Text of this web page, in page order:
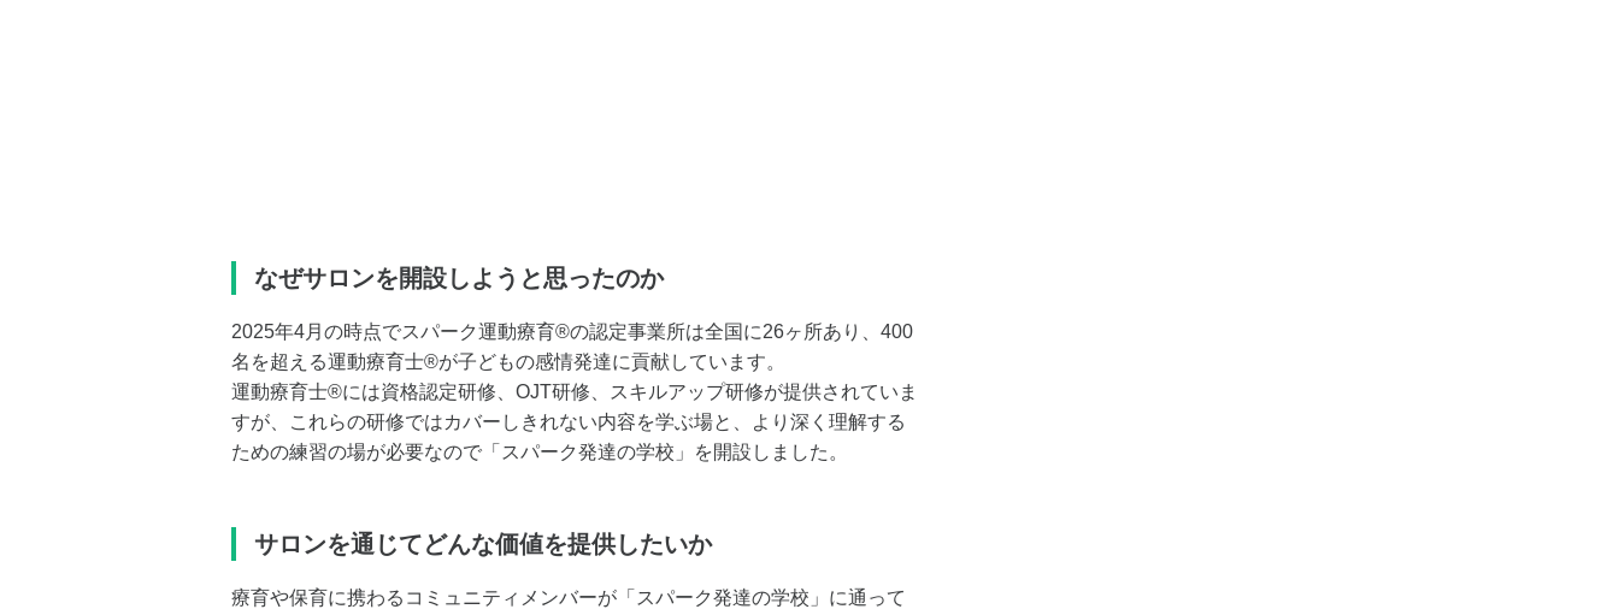
なぜサロンを開設しようと思ったのか
2025年4月の時点でスパーク運動療育®️の認定事業所は全国に26ヶ所あり、400
名を超える運動療育士®️が子どもの感情発達に貢献しています。
運動療育士®️には資格認定研修、OJT研修、スキルアップ研修が提供されていま
すが、これらの研修ではカバーしきれない内容を学ぶ場と、より深く理解する
ための練習の場が必要なので「スパーク発達の学校」を開設しました。
サロンを通じてどんな価値を提供したいか
療育や保育に携わるコミュニティメンバーが「スパーク発達の学校」に通って